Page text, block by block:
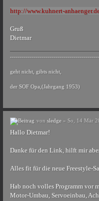
http://www.kuhnert-
Gruß
Dietmar
geht nicht, gibts nicht,
der SOF Opa,(Jahrgang 1953)
von sledge » So, 14 Mär
Hallo Dietmar!
Danke für den Link, hilft mir
Alles fit für die neue Freestyle-
Hab noch volles Programm vor
Motor-Umbau, Servoeinbau,